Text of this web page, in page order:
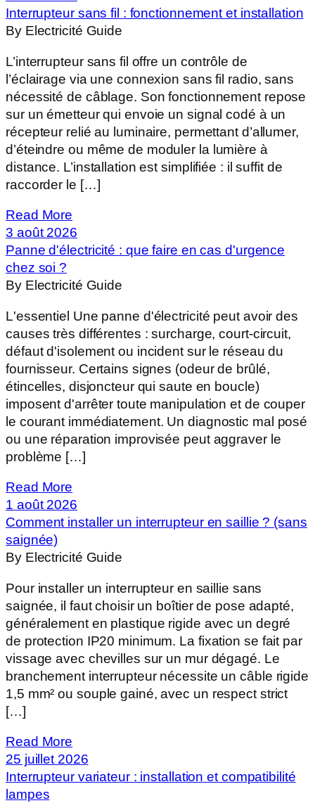
Interrupteur sans fil : fonctionnement et installation
By Electricité Guide
L’interrupteur sans fil offre un contrôle de
l’éclairage via une connexion sans fil radio, sans
nécessité de câblage. Son fonctionnement repose
sur un émetteur qui envoie un signal codé à un
récepteur relié au luminaire, permettant d’allumer,
d’éteindre ou même de moduler la lumière à
distance. L’installation est simplifiée : il suffit de
raccorder le […]
Read More
3 août 2026
Panne d'électricité : que faire en cas d'urgence
chez soi ?
By Electricité Guide
L'essentiel Une panne d'électricité peut avoir des
causes très différentes : surcharge, court-circuit,
défaut d'isolement ou incident sur le réseau du
fournisseur. Certains signes (odeur de brûlé,
étincelles, disjoncteur qui saute en boucle)
imposent d'arrêter toute manipulation et de couper
le courant immédiatement. Un diagnostic mal posé
ou une réparation improvisée peut aggraver le
problème […]
Read More
1 août 2026
Comment installer un interrupteur en saillie ? (sans
saignée)
By Electricité Guide
Pour installer un interrupteur en saillie sans
saignée, il faut choisir un boîtier de pose adapté,
généralement en plastique rigide avec un degré
de protection IP20 minimum. La fixation se fait par
vissage avec chevilles sur un mur dégagé. Le
branchement interrupteur nécessite un câble rigide
1,5 mm² ou souple gainé, avec un respect strict
[…]
Read More
25 juillet 2026
Interrupteur variateur : installation et compatibilité
lampes